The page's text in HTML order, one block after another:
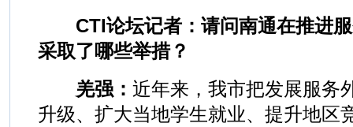
CTI论坛记者：请问南通在推进服
采取了哪些举措？
羌强： 近年来，我市把发展服务
升级、扩大当地学生就业、提升地区